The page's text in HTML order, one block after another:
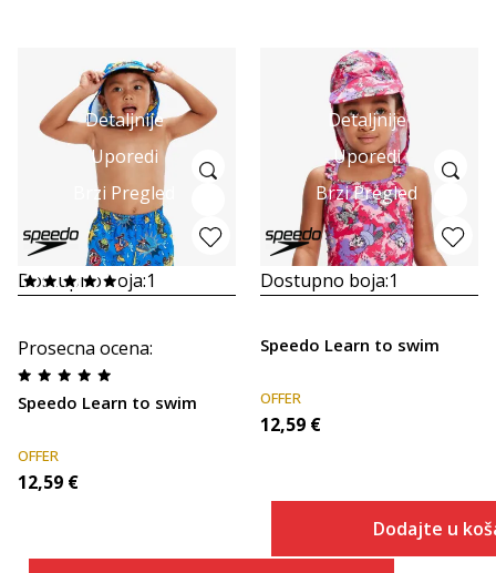
Detaljnije
Uporedi
Brzi Pregled
Dostupno boja:1
Prosecna ocena:
Speedo Learn to swim
OFFER
12,59 €
Detaljnije
Uporedi
Brzi Pregled
Dostupno boja:1
Speedo Learn to swim
OFFER
12,59 €
Dodajte u